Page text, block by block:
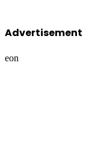
Advertisement
eon